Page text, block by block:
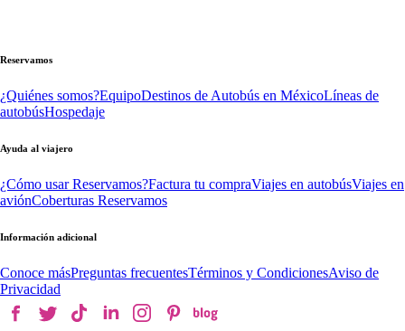
Reservamos
¿Quiénes somos?EquipoDestinos de Autobús en MéxicoLíneas de
autobúsHospedaje
Ayuda al viajero
¿Cómo usar Reservamos?Factura tu compraViajes en autobúsViajes en
aviónCoberturas Reservamos
Información adicional
Conoce másPreguntas frecuentesTérminos y CondicionesAviso de
Privacidad